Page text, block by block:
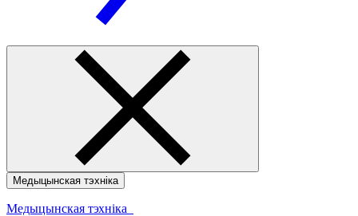
Медыцынская тэхніка
Медыцынская тэхніка